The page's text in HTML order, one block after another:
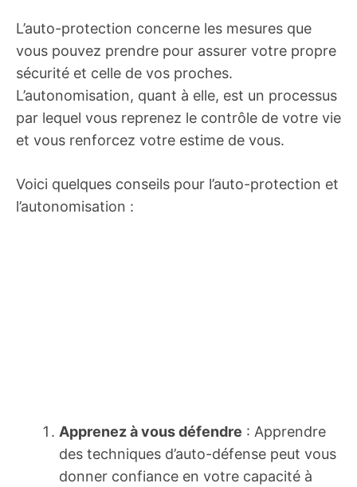
L’auto-protection concerne les mesures que
vous pouvez prendre pour assurer votre propre
sécurité et celle de vos proches.
L’autonomisation, quant à elle, est un processus
par lequel vous reprenez le contrôle de votre vie
et vous renforcez votre estime de vous.
Voici quelques conseils pour l’auto-protection et
l’autonomisation :
Apprenez à vous défendre : Apprendre
des techniques d’auto-défense peut vous
donner confiance en votre capacité à